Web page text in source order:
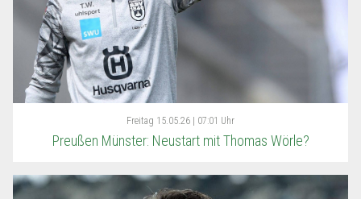
Freitag 15.05.26 | 07:01 Uhr
Preußen Münster: Neustart mit Thomas Wörle?